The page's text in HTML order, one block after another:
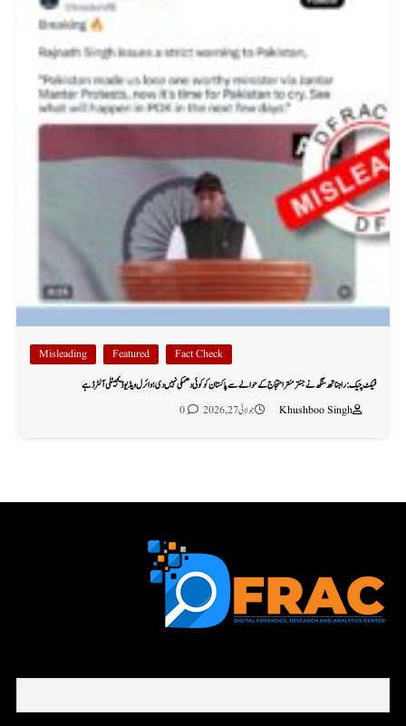
Fact Check
Featured
Misleading
فیکٹ چیک: راجناتھ سنگھ نے جنتر منتر احتجاج کے حوالے سے پاکستان کو کوئی دھمکی نہیں دی؛ وائرل ویڈیو ڈیجیٹلی آلٹرڈ ہے
Khushboo Singh
جولائی 27, 2026 0